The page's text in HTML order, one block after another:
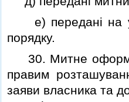
е) переданi на
порядку.
30. Митне
правим
заяви власника та